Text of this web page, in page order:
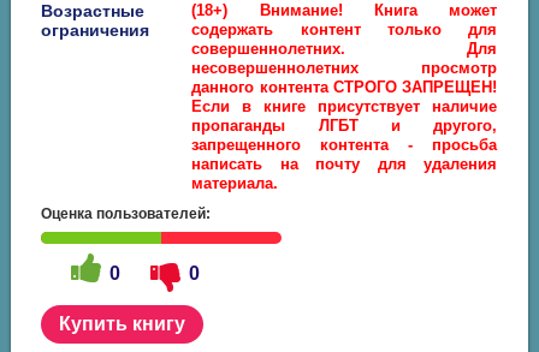
Возрастные
ограничения
(18+) Внимание! Книга может
содержать контент только для
совершеннолетних. Для
несовершеннолетних просмотр
данного контента СТРОГО ЗАПРЕЩЕН!
Если в книге присутствует наличие
пропаганды ЛГБТ и другого,
запрещенного контента - просьба
написать на почту для удаления
материала.
Оценка пользователей:
0 0
Купить книгу